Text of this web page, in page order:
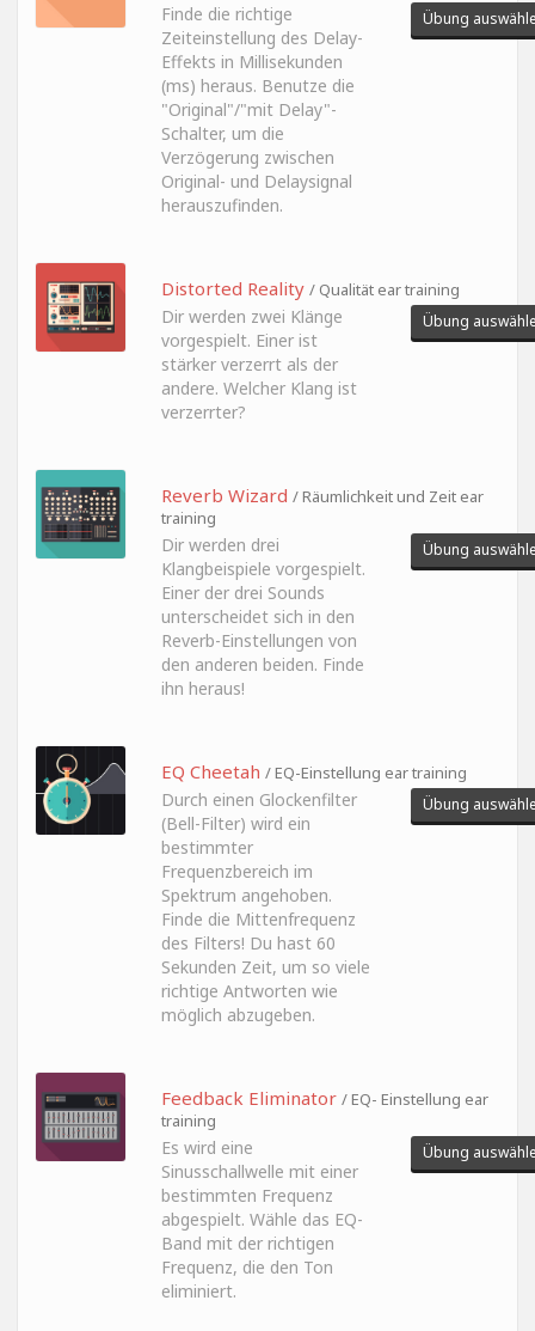
Finde die richtige
Zeiteinstellung des Delay-
Effekts in Millisekunden
(ms) heraus. Benutze die
"Original"/"mit Delay"-
Schalter, um die
Verzögerung zwischen
Original- und Delaysignal
herauszufinden.
Übung
Distorted Reality / Qualität ear training
Dir werden zwei Klänge
vorgespielt. Einer ist
stärker verzerrt als der
andere. Welcher Klang ist
verzerrter?
Übung
Reverb Wizard / Räumlichkeit und Zeit ear
training
Dir werden drei
Klangbeispiele vorgespielt.
Einer der drei Sounds
unterscheidet sich in den
Reverb-Einstellungen von
den anderen beiden. Finde
ihn heraus!
Übung
EQ Cheetah / EQ-Einstellung ear training
Durch einen Glockenfilter
(Bell-Filter) wird ein
bestimmter
Frequenzbereich im
Spektrum angehoben.
Finde die Mittenfrequenz
des Filters! Du hast 60
Sekunden Zeit, um so viele
richtige Antworten wie
möglich abzugeben.
Übung
Feedback Eliminator / EQ- Einstellung ear
training
Es wird eine
Sinusschallwelle mit einer
bestimmten Frequenz
abgespielt. Wähle das EQ-
Band mit der richtigen
Frequenz, die den Ton
eliminiert.
Übung